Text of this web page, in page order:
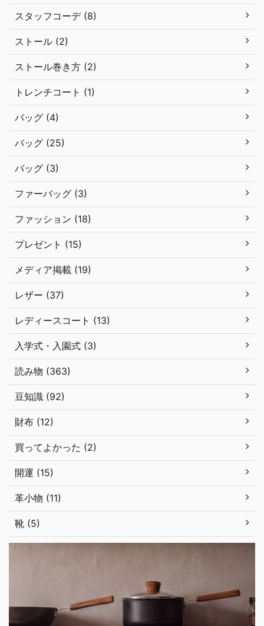
スタッフコーデ (8)
ストール (2)
ストール巻き方 (2)
トレンチコート (1)
バッグ (4)
バッグ (25)
バッグ (3)
ファーバッグ (3)
ファッション (18)
プレゼント (15)
メディア掲載 (19)
レザー (37)
レディースコート (13)
入学式・入園式 (3)
読み物 (363)
豆知識 (92)
財布 (12)
買ってよかった (2)
開運 (15)
革小物 (11)
靴 (5)